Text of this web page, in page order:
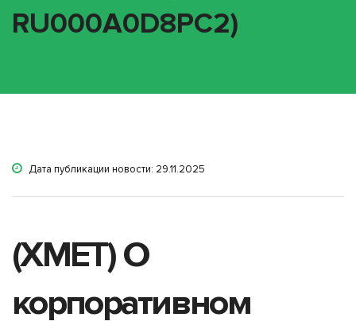
RU000A0D8PC2)
Дата публикации новости: 29.11.2025
(XMET) О
корпоративном